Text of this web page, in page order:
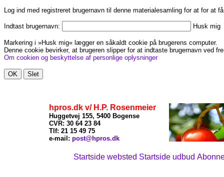
Log ind med registreret brugernavn til denne materialesamling for at for at
Indtast brugernavn: Husk mig
Markering i »Husk mig« lægger en såkaldt cookie på brugerens computer.
Denne cookie bevirker, at brugeren slipper for at indtaste brugernavn ved
Om cookien og beskyttelse af personlige oplysninger
hpros.dk v/ H.P. Rosenmeier
Huggetvej 155, 5400 Bogense
CVR: 30 64 23 84
Tlf: 21 15 49 75
e-mail: post@hpros.dk
Startside websted Startside udbud